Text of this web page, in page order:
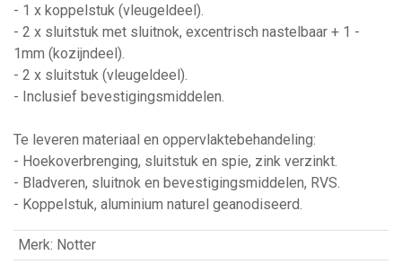
- 1 x koppelstuk (vleugeldeel).
- 2 x sluitstuk met sluitnok, excentrisch nastelbaar + 1 -
1mm (kozijndeel).
- 2 x sluitstuk (vleugeldeel).
- Inclusief bevestigingsmiddelen.
Te leveren materiaal en oppervlaktebehandeling:
- Hoekoverbrenging, sluitstuk en spie, zink verzinkt.
- Bladveren, sluitnok en bevestigingsmiddelen, RVS.
- Koppelstuk, aluminium naturel geanodiseerd.
Merk: Notter